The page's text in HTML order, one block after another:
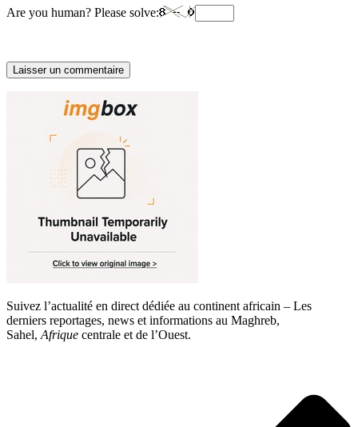
Are you human? Please solve:
Suivez l’actualité en direct dédiée au continent africain – Les
derniers reportages, news et informations au Maghreb,
Sahel, Afrique centrale et de l’Ouest.